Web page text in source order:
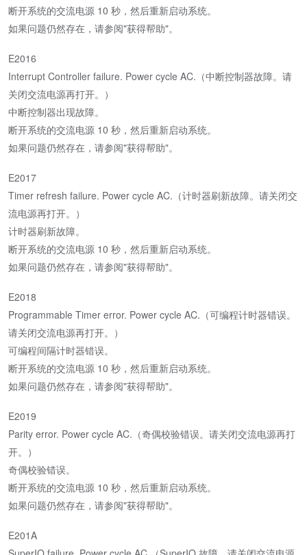
断开系统的交流电源 10 秒，然后重新启动系统。
如果问题仍然存在，请参阅"获得帮助"。
E2016
Interrupt Controller failure. Power cycle AC.（中断控制器故障。请
关闭交流电源再打开。）
中断控制器出现故障。
断开系统的交流电源 10 秒，然后重新启动系统。
如果问题仍然存在，请参阅"获得帮助"。
E2017
Timer refresh failure. Power cycle AC.（计时器刷新故障。请关闭交
流电源再打开。）
计时器刷新故障。
断开系统的交流电源 10 秒，然后重新启动系统。
如果问题仍然存在，请参阅"获得帮助"。
E2018
Programmable Timer error. Power cycle AC.（可编程计时器错误。
请关闭交流电源再打开。）
可编程间隔计时器错误。
断开系统的交流电源 10 秒，然后重新启动系统。
如果问题仍然存在，请参阅"获得帮助"。
E2019
Parity error. Power cycle AC.（奇偶校验错误。请关闭交流电源再打
开。）
奇偶校验错误。
断开系统的交流电源 10 秒，然后重新启动系统。
如果问题仍然存在，请参阅"获得帮助"。
E201A